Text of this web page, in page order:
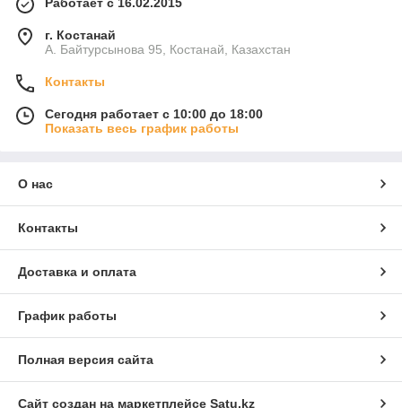
Работает с 16.02.2015
г. Костанай
А. Байтурсынова 95, Костанай, Казахстан
Контакты
Сегодня работает с 10:00 до 18:00
Показать весь график работы
О нас
Контакты
Доставка и оплата
График работы
Полная версия сайта
Сайт создан на маркетплейсе Satu.kz